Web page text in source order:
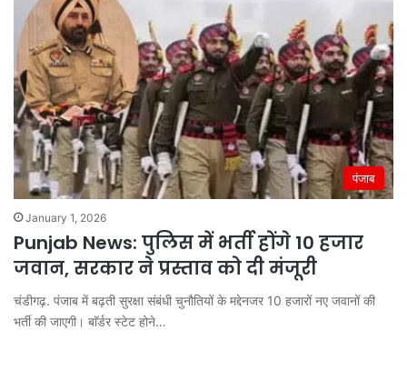
पंजाब
January 1, 2026
Punjab News: पुलिस में भर्ती होंगे 10 हजार
जवान, सरकार ने प्रस्ताव को दी मंजूरी
चंडीगढ़. पंजाब में बढ़ती सुरक्षा संबंधी चुनौतियों के मद्देनजर 10 हजारों नए जवानों की
भर्ती की जाएगी। बाॅर्डर स्टेट होने…